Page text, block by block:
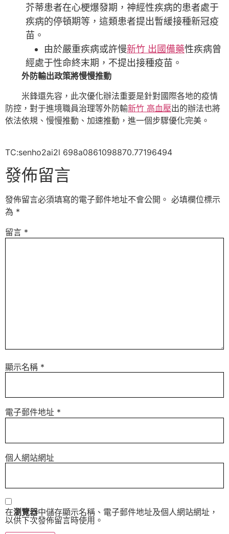
芥蒂患者在心梗爆發期，神經性疾病的患者處于
疾病的停頓期等，這類患者提出暫緩接種新冠疫
苗。
由於嚴重疾病或許慢新竹 出國備藥性疾病曾
經處于性命終末期，不提出接種疫苗。
外防輸出政策將慢慢推動
米鋒還先容，此次優化辦法重要是針對國際各地的疫情
防控，對于進境職員治理等外防輸新竹 高血壓出的辦法也將
依法依規、慢慢推動、加速推動，進一個步驟優化完美。
TC:senho2ai2l 698a0861098870.77196494
發佈留言
發佈留言必須填寫的電子郵件地址不會公開。 必填欄位標示
為 *
留言 *
顯示名稱 *
電子郵件地址 *
個人網站網址
在瀏覽器中儲存顯示名稱、電子郵件地址及個人網站網址，
以供下次發佈留言時使用。